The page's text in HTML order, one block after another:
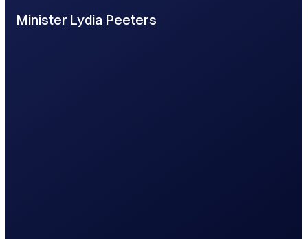
Minister Lydia Peeters